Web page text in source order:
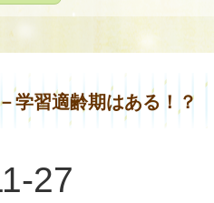
学習適齢期はある！？
27